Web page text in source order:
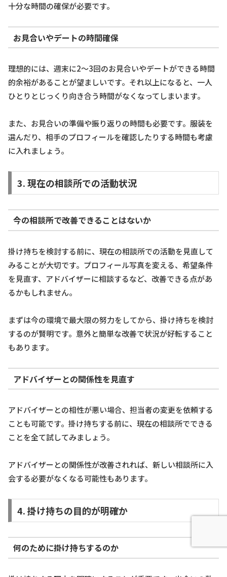
十分な時間の確保が必要です。
お見合いやデートの時間確保
理想的には、週末に2～3回のお見合いやデートができる時間
的余裕があることが望ましいです。それ以上になると、一人
ひとりとじっくり向き合う時間がなくなってしまいます。
また、お見合いの準備や振り返りの時間も必要です。服装を
選んだり、相手のプロフィールを確認したりする時間も考慮
に入れましょう。
3. 現在の相談所での活動状況
今の相談所で改善できることはないか
掛け持ちを検討する前に、現在の相談所での活動を見直して
みることが大切です。プロフィール写真を変える、希望条件
を見直す、アドバイザーに相談するなど、改善できる点があ
るかもしれません。
まずは今の環境で最大限の努力をしてから、掛け持ちを検討
するのが賢明です。意外と簡単な改善で状況が好転すること
もあります。
アドバイザーとの関係性を見直す
アドバイザーとの相性が悪い場合、担当者の変更を依頼する
ことも可能です。掛け持ちする前に、現在の相談所でできる
ことを全て試してみましょう。
アドバイザーとの関係性が改善されれば、新しい相談所に入
会する必要がなくなる可能性もあります。
4. 掛け持ちの目的が明確か
何のために掛け持ちするのか